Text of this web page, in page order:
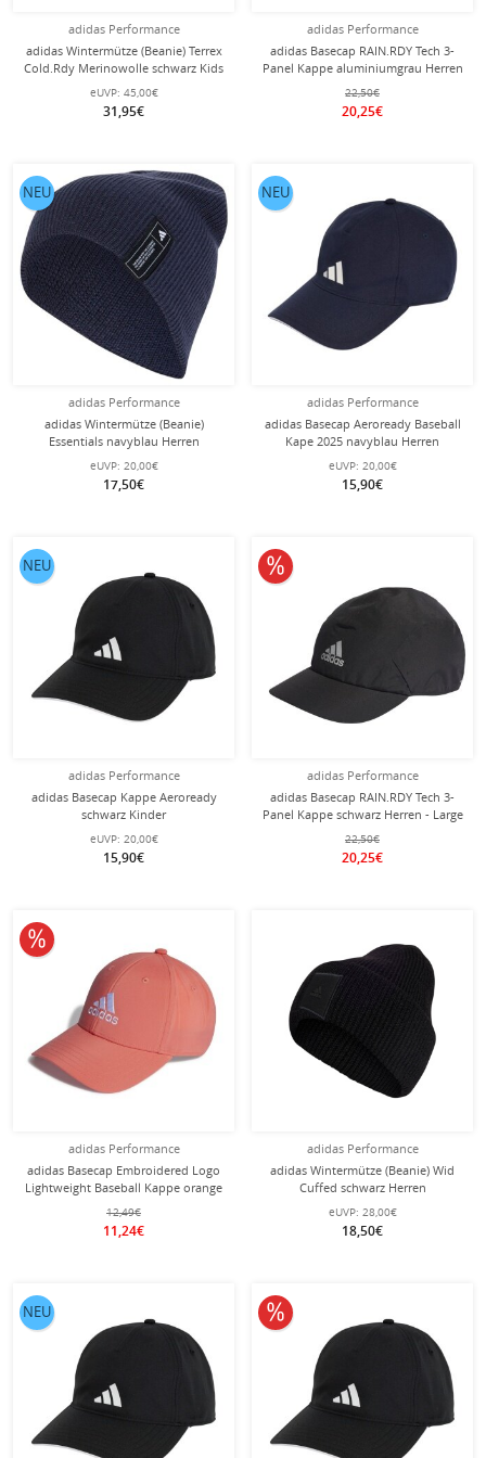
adidas Performance
adidas Wintermütze (Beanie) Terrex
Cold.Rdy Merinowolle schwarz Kids
eUVP: 45,00€
31,95€
adidas Performance
adidas Basecap RAIN.RDY Tech 3-
Panel Kappe aluminiumgrau Herren
22,50€
20,25€
adidas Performance
adidas Wintermütze (Beanie)
Essentials navyblau Herren
eUVP: 20,00€
17,50€
NEU
adidas Performance
adidas Basecap Aeroready Baseball
Kape 2025 navyblau Herren
eUVP: 20,00€
15,90€
NEU
adidas Performance
adidas Basecap Kappe Aeroready
schwarz Kinder
eUVP: 20,00€
15,90€
NEU
adidas Performance
adidas Basecap RAIN.RDY Tech 3-
Panel Kappe schwarz Herren - Large
22,50€
20,25€
10% reduziert
adidas Performance
adidas Basecap Embroidered Logo
Lightweight Baseball Kappe orange
Herren
12,49€
11,24€
10% reduziert
adidas Performance
adidas Wintermütze (Beanie) Wid
Cuffed schwarz Herren
eUVP: 28,00€
18,50€
NEU 10% reduziert